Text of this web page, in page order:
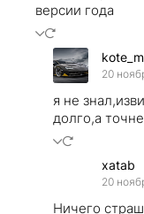
версии года
20
я не
долго,а
xatab
20
Ничего